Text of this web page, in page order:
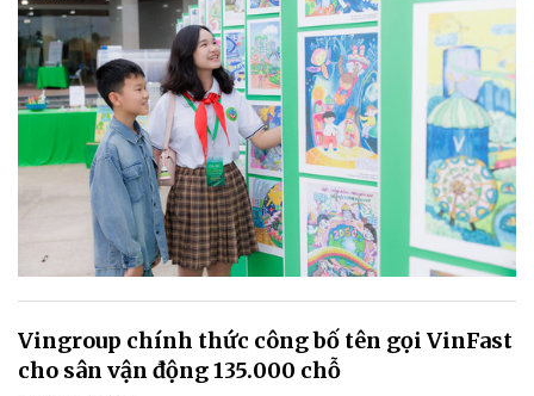
Vingroup chính thức công bố tên gọi VinFast
cho sân vận động 135.000 chỗ